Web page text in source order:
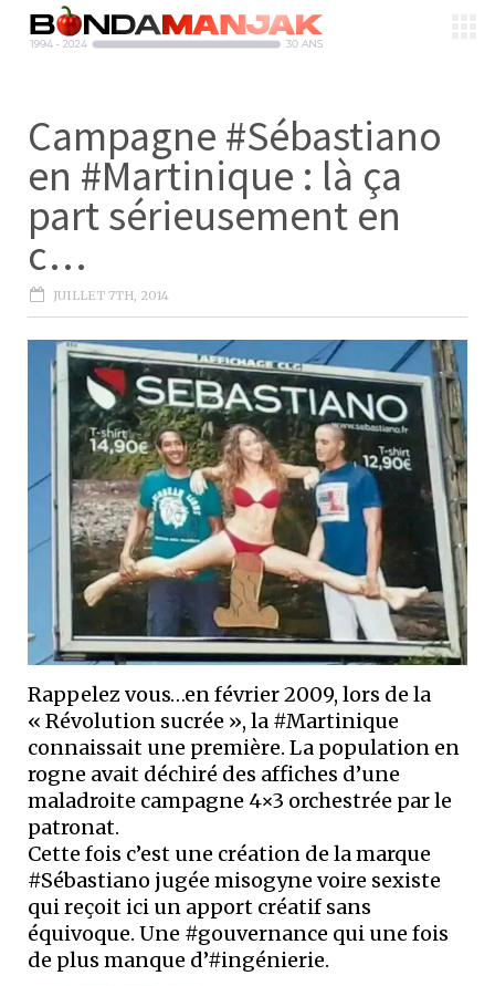
Campagne #Sébastiano
en #Martinique : là ça
part sérieusement en
c…
JUILLET 7TH, 2014
Rappelez vous…en février 2009, lors de la
« Révolution sucrée », la #Martinique
connaissait une première. La population en
rogne avait déchiré des affiches d’une
maladroite campagne 4×3 orchestrée par le
patronat.
Cette fois c’est une création de la marque
#Sébastiano jugée misogyne voire sexiste
qui reçoit ici un apport créatif sans
équivoque. Une #gouvernance qui une fois
de plus manque d’#ingénierie.